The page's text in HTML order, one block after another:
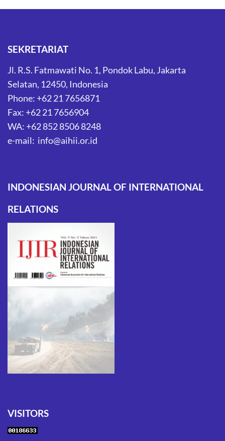
SEKRETARIAT
Jl. R.S. Fatmawati No. 1, Pondok Labu, Jakarta
Selatan, 12450, Indonesia
Phone: +62 21 7656871
Fax: +62 21 7656904
WA: +62 852 8506 8248
e-mail: info@aihii.or.id
INDONESIAN JOURNAL OF INTERNATIONAL
RELATIONS
VISITORS